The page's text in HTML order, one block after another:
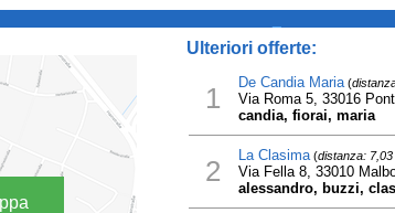
Ulteriori offerte:
1 De Candia Maria(
Via Roma 5, 33016
candia, fiorai, maria
2 La Clasima(distanza: 7,03
Via Fella 8, 33010
alessandro, buzzi,